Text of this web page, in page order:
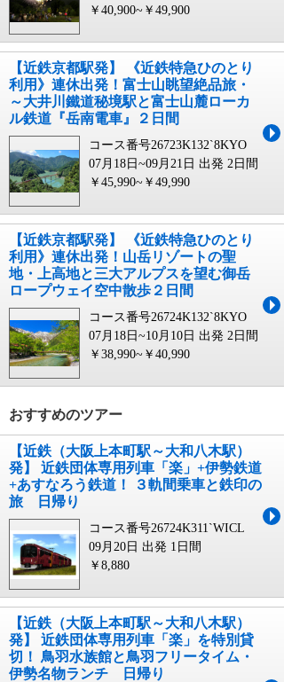
￥40,900~￥49,900
【近鉄京都駅発】 《近鉄特急ひのとり
利用》連休出発！富士山眺望絶品旅・
～大井川鐵道秘境駅と富士山麓ローカ
ル鉄道『岳南電車』２日間
コース番号26723K132`8KYO
07月18日~09月21日 出発 2日間
￥45,990~￥49,990
【近鉄京都駅発】 《近鉄特急ひのとり
利用》連休出発！山岳リゾートの聖
地・上高地と三大アルプスを望む御岳
ロープウェイ空中散歩２日間
コース番号26724K132`8KYO
07月18日~10月10日 出発 2日間
￥38,990~￥40,990
おすすめのツアー
【近鉄（大阪上本町駅～大和八木駅）
発】 近鉄団体専用列⾞「楽」+伊勢鉄道
+あすなろう鉄道！ ３軌間乗車と鉄印の
旅 日帰り
コース番号26724K311`WICL
09月20日 出発 1日間
￥8,880
【近鉄（大阪上本町駅～大和八木駅）
発】 近鉄団体専用列⾞「楽」を特別貸
切！ ⿃⽻⽔族館と⿃⽻フリータイム・
伊勢名物ランチ ⽇帰り